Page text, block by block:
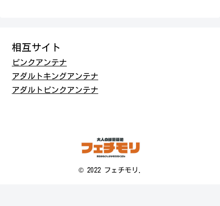
相互サイト
ピンクアンテナ
アダルトキングアンテナ
アダルトピンクアンテナ
© 2022 フェチモリ.